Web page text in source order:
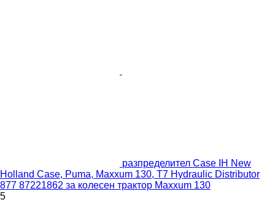
разпределител Case IH New
Holland Case, Puma, Maxxum 130, T7 Hydraulic Distributor
877 87221862 за колесен трактор Maxxum 130
5